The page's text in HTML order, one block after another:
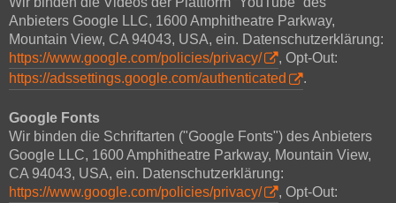
Anbieters Google LLC, 1600 Amphitheatre Parkway,
Mountain View, CA 94043, USA, ein. Datenschutzerklärung:
https://www.google.com/policies/privacy/
, Opt-Out:
https://adssettings.google.com/authenticated
.
Google Fonts
Wir binden die Schriftarten ("Google Fonts") des Anbieters
Google LLC, 1600 Amphitheatre Parkway, Mountain View,
CA 94043, USA, ein. Datenschutzerklärung:
https://www.google.com/policies/privacy/
, Opt-Out: